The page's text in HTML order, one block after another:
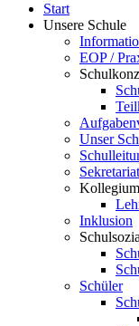
Start
Unsere Schule
EOP /
Unser
Sekretariat
Kollegium
Inklusion
Schüler